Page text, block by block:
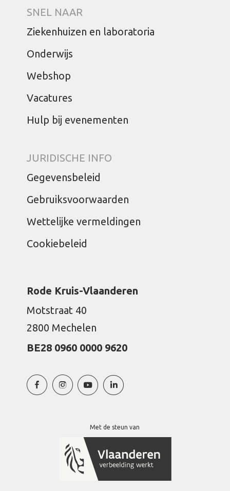
SNEL NAAR
Ziekenhuizen en laboratoria
Onderwijs
Webshop
Vacatures
Hulp bij evenementen
JURIDISCHE INFO
Gegevensbeleid
Gebruiksvoorwaarden
Wettelijke vermeldingen
Cookiebeleid
Rode Kruis-Vlaanderen
Motstraat 40
2800 Mechelen
BE28 0960 0000 9620
Met de steun van